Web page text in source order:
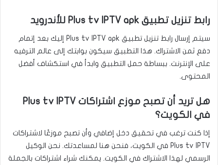
رابط تنزيل تطبيق Plus tv IPTV apk للأندرويد
سيتم إرسال رابط تنزيل تطبيق Plus tv IPTV apk إليك بعد إتمام
دفع ثمن الاشتراك. هذا التطبيق سيكون بوابتك إلى عالم الترفيه
على الإنترنت. ببساطة حمل التطبيق وابدأ في استكشاف أفضل
المحتوى.
هل تريد أن تصبح موزع اشتراكات Plus tv IPTV
في الكويت؟
إذا كنت ترغب في تحقيق دخل إضافي وأن تصبح موزعًا لاشتراكات
Plus tv IPTV في الكويت، فنحن هنا لمساعدتك. نحن الوكيل
الرسمي لهذا الاشتراك في الكويت. يمكنك شراء اشتراكات بالجملة